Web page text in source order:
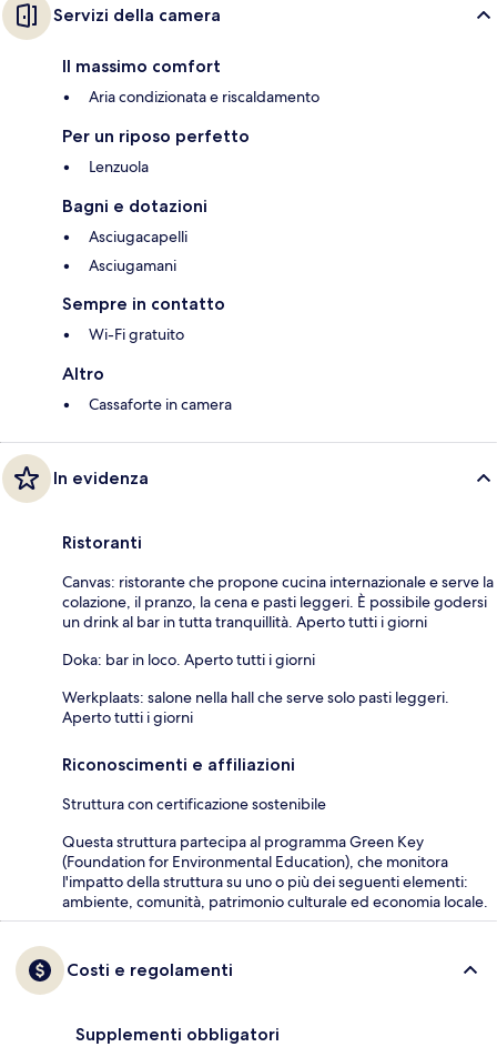
Servizi della camera
Il massimo comfort
Aria condizionata e riscaldamento
Per un riposo perfetto
Lenzuola
Bagni e dotazioni
Asciugacapelli
Asciugamani
Sempre in contatto
Wi-Fi gratuito
Altro
Cassaforte in camera
In evidenza
Ristoranti
Canvas: ristorante che propone cucina internazionale e serve la
colazione, il pranzo, la cena e pasti leggeri. È possibile godersi
un drink al bar in tutta tranquillità. Aperto tutti i giorni
Doka: bar in loco. Aperto tutti i giorni
Werkplaats: salone nella hall che serve solo pasti leggeri.
Aperto tutti i giorni
Riconoscimenti e affiliazioni
Struttura con certificazione sostenibile
Questa struttura partecipa al programma Green Key
(Foundation for Environmental Education), che monitora
l'impatto della struttura su uno o più dei seguenti elementi:
ambiente, comunità, patrimonio culturale ed economia locale.
Costi e regolamenti
Supplementi obbligatori